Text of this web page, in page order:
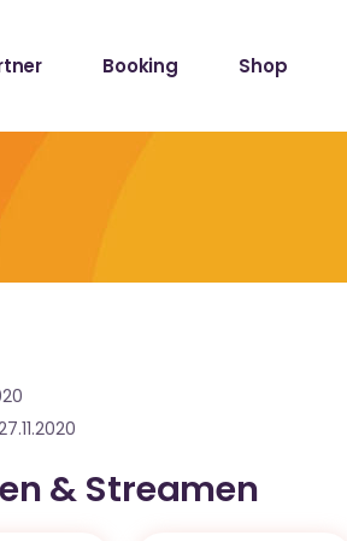
Booking Shop
& Streamen